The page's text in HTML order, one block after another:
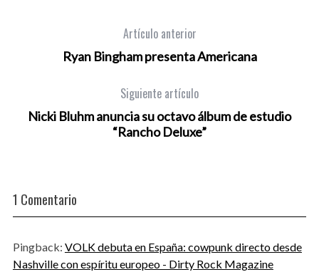
Artículo anterior
Ryan Bingham presenta Americana
Siguiente artículo
Nicki Bluhm anuncia su octavo álbum de estudio
“Rancho Deluxe”
1 Comentario
Pingback: VOLK debuta en España: cowpunk directo desde
Nashville con espíritu europeo - Dirty Rock Magazine